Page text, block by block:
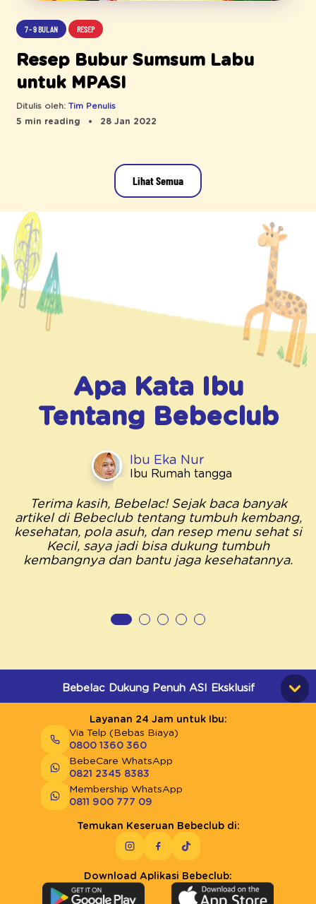
7 - 9 BULAN RESEP
Resep Bubur Sumsum Labu
untuk MPASI
Ditulis oleh: Tim Penulis
5 min reading
28 Jan 2022
Lihat Semua
Apa Kata Ibu
Tentang Bebeclub
Ibu Eka Nur
Ibu Rumah tangga
Terima kasih, Bebelac! Sejak baca banyak
artikel di Bebeclub tentang tumbuh kembang,
kesehatan, pola asuh, dan resep menu sehat si
Kecil, saya jadi bisa dukung tumbuh
kembangnya dan bantu jaga kesehatannya.
Bebelac Dukung Penuh ASI Eksklusif
Layanan 24 Jam untuk Ibu:
Via Telp (Bebas Biaya)
0800 1360 360
BebeCare WhatsApp
0821 2345 8383
Membership WhatsApp
0811 900 777 09
Temukan Keseruan Bebeclub di:
Download Aplikasi Bebeclub: